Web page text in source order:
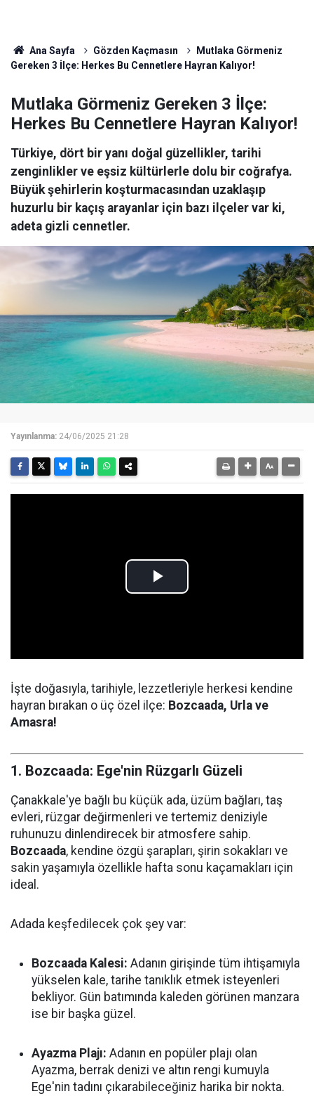
Ana Sayfa Gözden Kaçmasın
Mutlaka Görmeniz
Gereken 3 İlçe: Herkes Bu Cennetlere Hayran Kalıyor!
Mutlaka Görmeniz Gereken 3 İlçe:
Herkes Bu Cennetlere Hayran Kalıyor!
Türkiye, dört bir yanı doğal güzellikler, tarihi
zenginlikler ve eşsiz kültürlerle dolu bir coğrafya.
Büyük şehirlerin koşturmacasından uzaklaşıp
huzurlu bir kaçış arayanlar için bazı ilçeler var ki,
adeta gizli cennetler.
Yayınlanma: 24/06/2025 21:28
İşte doğasıyla, tarihiyle, lezzetleriyle herkesi kendine
hayran bırakan o üç özel ilçe: Bozcaada, Urla ve
Amasra!
1. Bozcaada: Ege'nin Rüzgarlı Güzeli
Çanakkale'ye bağlı bu küçük ada, üzüm bağları, taş
evleri, rüzgar değirmenleri ve tertemiz deniziyle
ruhunuzu dinlendirecek bir atmosfere sahip.
Bozcaada, kendine özgü şarapları, şirin sokakları ve
sakin yaşamıyla özellikle hafta sonu kaçamakları için
ideal.
Adada keşfedilecek çok şey var:
Bozcaada Kalesi: Adanın girişinde tüm ihtişamıyla
yükselen kale, tarihe tanıklık etmek isteyenleri
bekliyor. Gün batımında kaleden görünen manzara
ise bir başka güzel.
Ayazma Plajı: Adanın en popüler plajı olan
Ayazma, berrak denizi ve altın rengi kumuyla
Ege'nin tadını çıkarabileceğiniz harika bir nokta.